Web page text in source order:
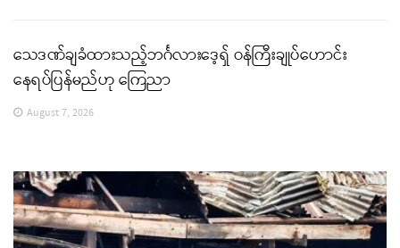
သေဒဏ်ချခံထားသည့်ဘင်္ဂလားဒေ့ရှ် ဝန်ကြီးချုပ်ဟောင်း
နေရပ်ပြန်မည်ဟု ကြေညာ
August 7, 2026